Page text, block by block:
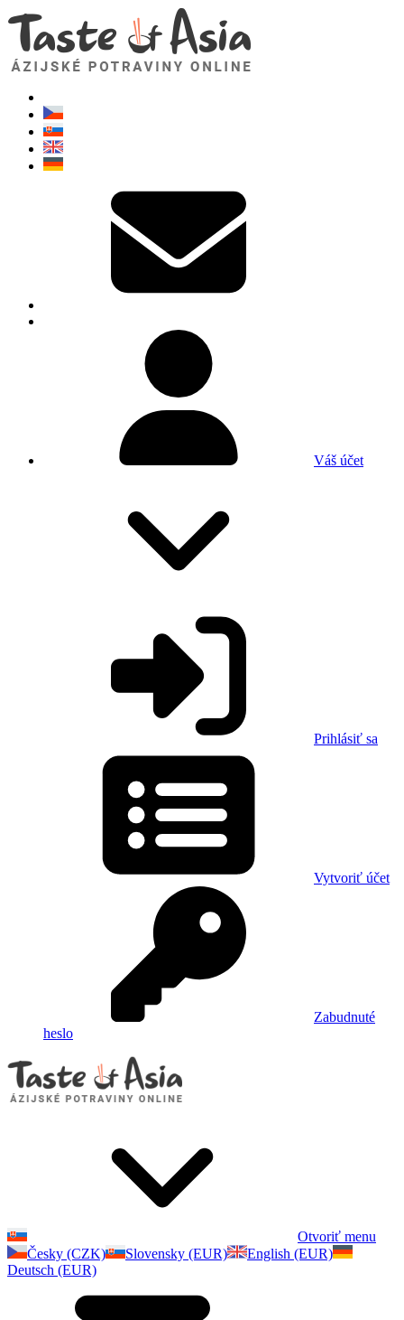
Váš účet
Prihlásiť sa
Vytvoriť účet
Zabudnuté
heslo
Otvoriť menu
Česky (CZK)
Slovensky (EUR)
English (EUR)
Deutsch (EUR)
TasteOfAsia.sk
Neváhajte sa opýtať. Som tu pre vás!